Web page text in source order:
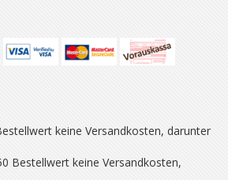
keine Versandkosten, darunter
Bestellwert keine Versandkosten,